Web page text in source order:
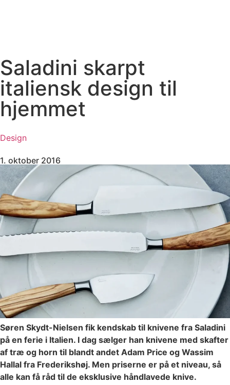
Saladini skarpt
italiensk design til
hjemmet
Design
1. oktober 2016
Søren Skydt-Nielsen fik kendskab til knivene fra Saladini
på en ferie i Italien. I dag sælger han knivene med skafter
af træ og horn til blandt andet Adam Price og Wassim
Hallal fra Frederikshøj. Men priserne er på et niveau, så
alle kan få råd til de eksklusive håndlavede knive.